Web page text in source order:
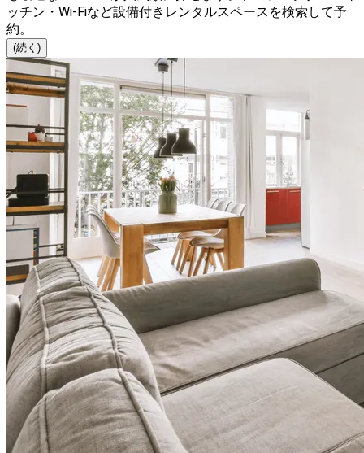
ッチン・Wi-Fiなど設備付きレンタルスペースを検索して予
約。
(続く)